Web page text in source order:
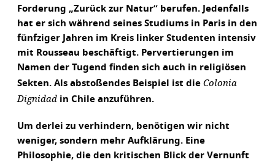
Forderung „Zurück zur Natur“ berufen. Jedenfalls
hat er sich während seines Studiums in Paris in den
fünfziger Jahren im Kreis linker Studenten intensiv
mit Rousseau beschäftigt. Pervertierungen im
Namen der Tugend finden sich auch in religiösen
Sekten. Als abstoßendes Beispiel ist die Colonia
Dignidad in Chile anzuführen.
Um derlei zu verhindern, benötigen wir nicht
weniger, sondern mehr Aufklärung. Eine
Philosophie, die den kritischen Blick der Vernunft